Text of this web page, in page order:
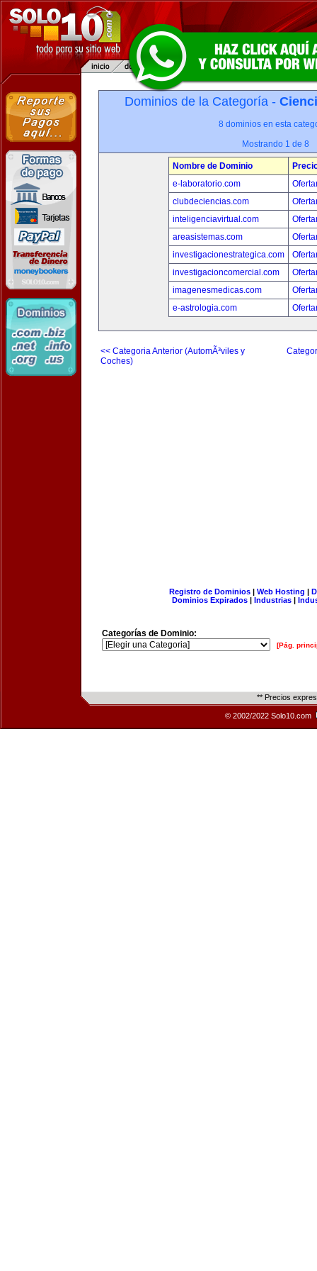
Dominios de la Categoría -
8 dominios en esta
Mostrando 1 de 8
Nombre de Dominio
e-laboratorio.com
clubdeciencias.com
inteligenciavirtual.com
areasistemas.com
investigacionestrategica.com
investigacioncomercial.com
imagenesmedicas.com
e-astrologia.com
<< Categoria Anterior (AutomÃ³viles y
Coches)
Registro de Dominios| Web Hosting |
Dominios Expirados | Industrias |
Categorías de Dominio:
[Pág.
** Precios
© 2002/2022 Solo10.com